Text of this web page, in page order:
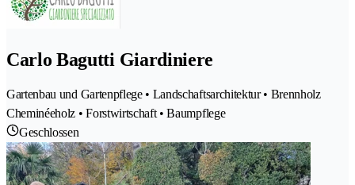
Carlo Bagutti Giardiniere
Gartenbau und Gartenpflege • Landschaftsarchitektur • Brennholz
Cheminéeholz • Forstwirtschaft • Baumpflege
Geschlossen